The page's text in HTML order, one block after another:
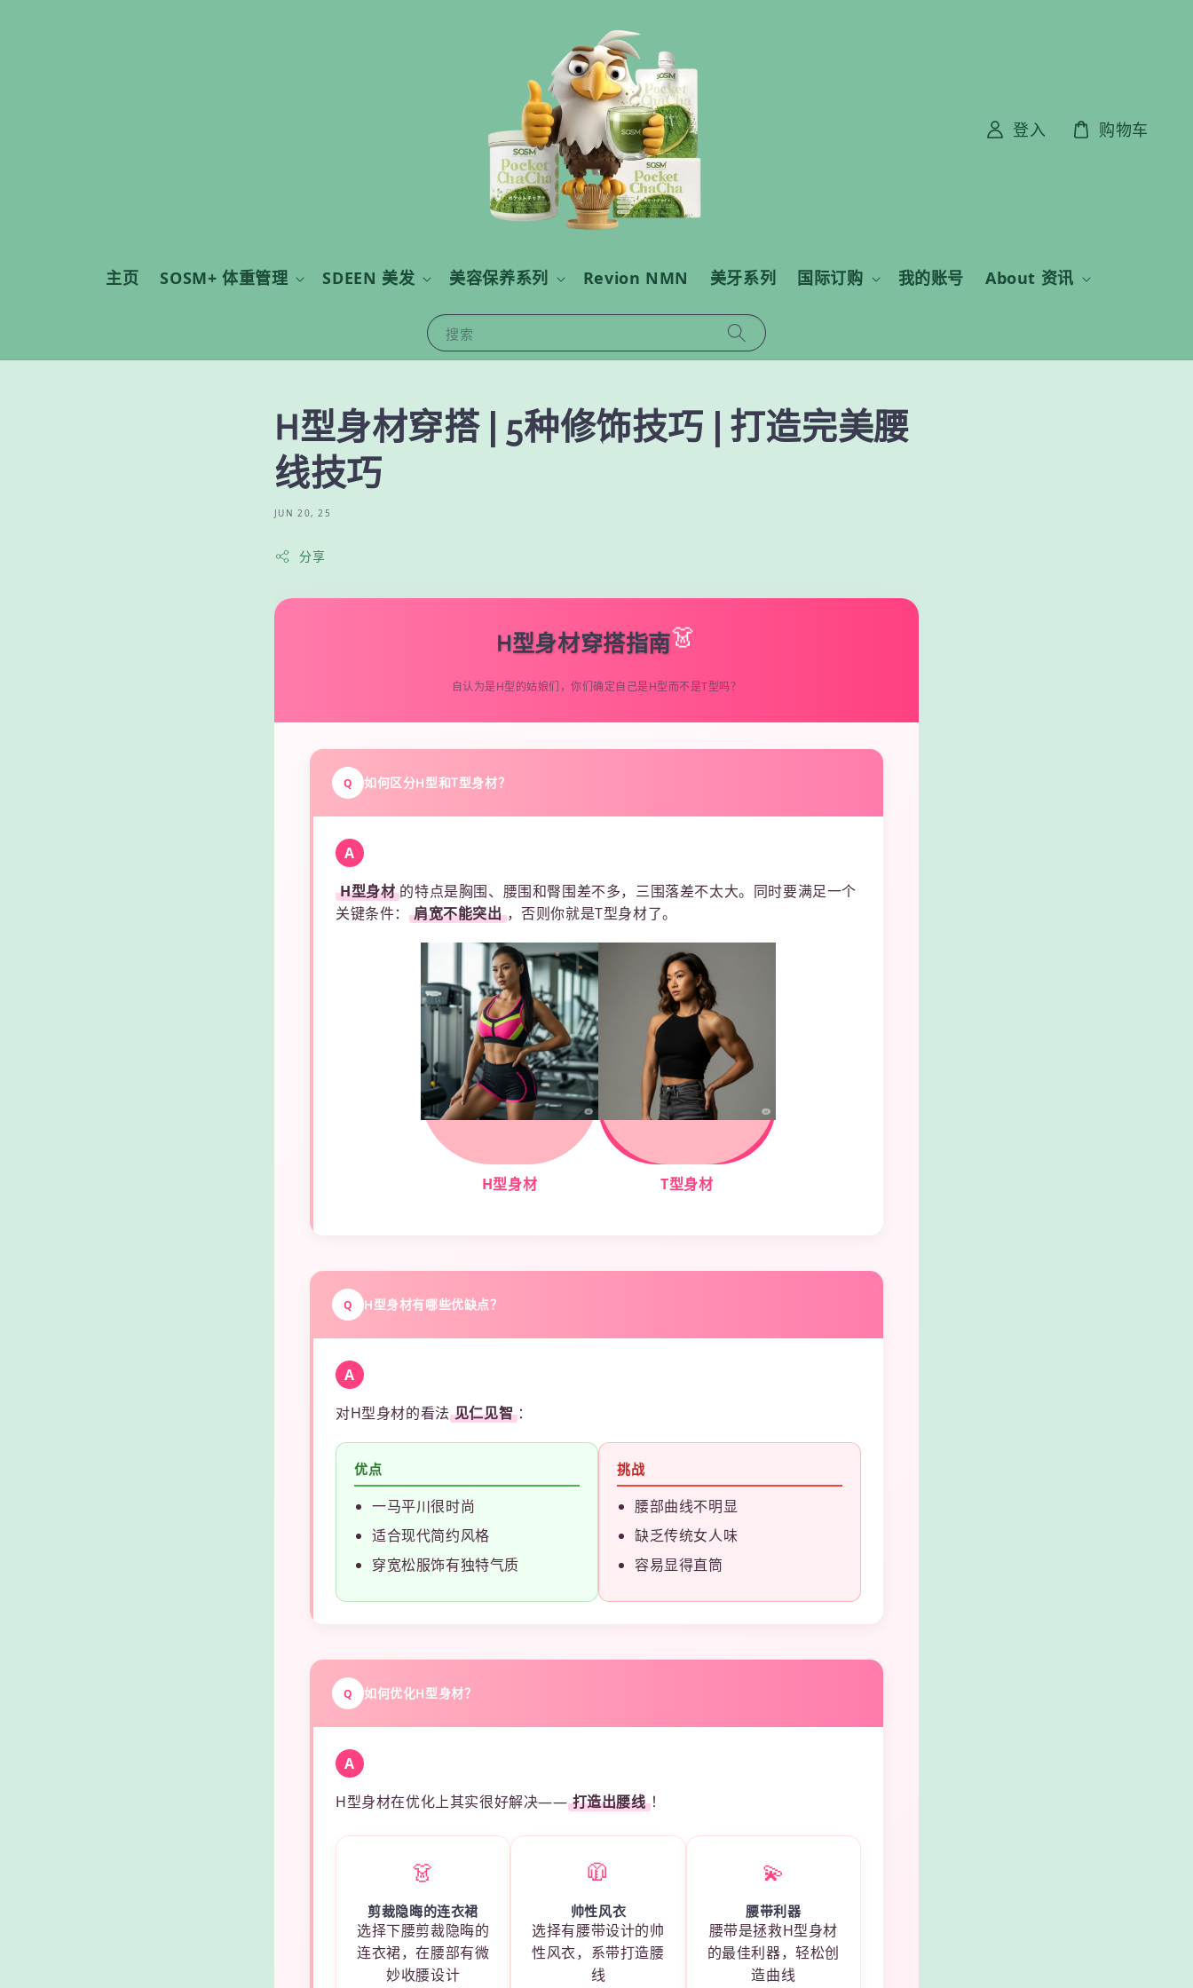
搜索
主页 SOSM+ 体重管理 SDEEN 美发 美容保养系列 Revion NMN 美牙系列 国际订购 我的账号 About 资讯
登入 购物车
H型身材穿搭 | 5种修饰技巧 | 打造完美腰
线技巧
JUN 20, 25
分享
H型身材穿搭指南👗
自认为是H型的姑娘们，你们确定自己是H型而不是T型吗？
Q 如何区分H型和T型身材？
A
H型身材 的特点是胸围、腰围和臀围差不多，三围落差不太大。同时要满足一个
关键条件：
肩宽不能突出 ，否则你就是T型身材了。
H型身材 T型身材
Q H型身材有哪些优缺点？
A
对H型身材的看法 见仁见智 ：
优点
一马平川很时尚
适合现代简约风格
穿宽松服饰有独特气质
挑战
腰部曲线不明显
缺乏传统女人味
容易显得直筒
Q 如何优化H型身材？
A
H型身材在优化上其实很好解决—— 打造出腰线 ！
👗
剪裁隐晦的连衣裙
选择下腰剪裁隐晦的
连衣裙，在腰部有微
妙收腰设计
🧥
帅性风衣
选择有腰带设计的帅
性风衣，系带打造腰
线
💫
腰带利器
腰带是拯救H型身材
的最佳利器，轻松创
造曲线